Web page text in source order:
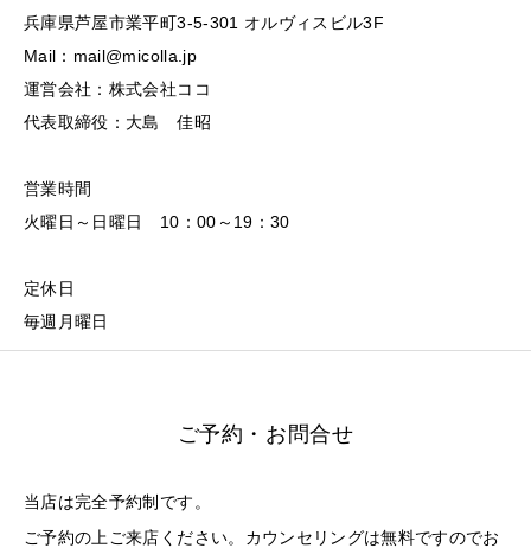
兵庫県芦屋市業平町3-5-301 オルヴィスビル3F
Mail：mail@micolla.jp
運営会社：株式会社ココ
代表取締役：大島 佳昭
営業時間
火曜日～日曜日 10：00～19：30
定休日
毎週月曜日
ご予約・お問合せ
当店は完全予約制です。
ご予約の上ご来店ください。カウンセリングは無料ですのでお